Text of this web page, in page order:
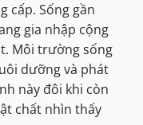
cấp. Sống gần
gia nhập cộng
Môi trường sống
dưỡng và phát
này đôi khi còn
chất nhìn thấy